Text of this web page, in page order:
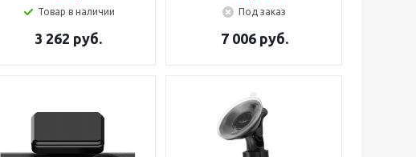
Товар в наличии
3 262 руб.
Под заказ
7 006 руб.